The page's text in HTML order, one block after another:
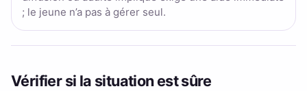
; le jeune n’a pas à gérer seul.
Vérifier si la situation est sûre